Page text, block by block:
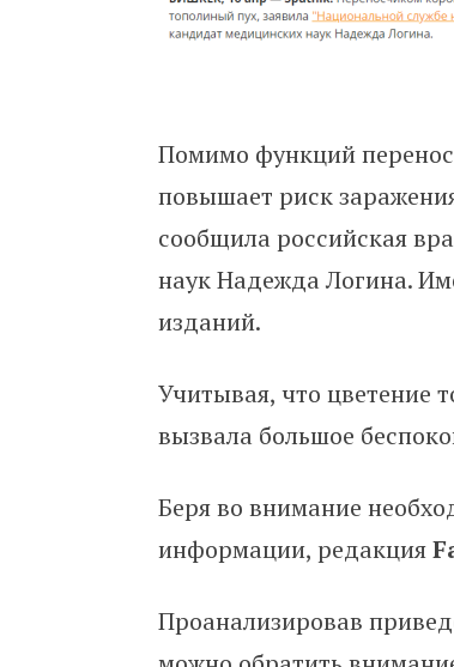
Помимо функций
повышает риск
сообщила российская
наук Надежда Логина.
изданий.
Учитывая, что цветение
вызвала большое
Беря во внимание
информации, редакция
Проанализировав